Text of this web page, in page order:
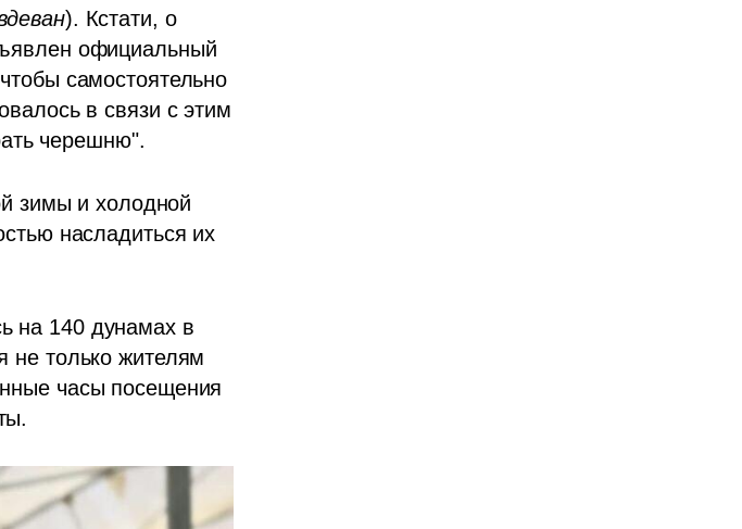
). Кстати, о
официальный
самостоятельно
в связи с этим
черешню".
зимы и холодной
насладиться их
на 140 дунамах в
не только жителям
часы посещения